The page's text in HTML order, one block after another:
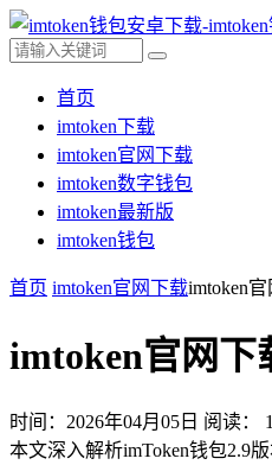
首页
imtoken下载
imtoken官网下载
imtoken数字钱包
imtoken最新版
imtoken钱包
首页 imtoken官网下载imtoken
imtoken官网下
时间：2026年04月05日 阅读：
本文深入解析imToken钱包2.9